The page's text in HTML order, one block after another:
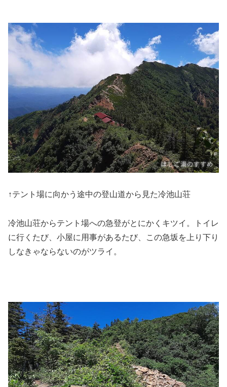
↑テント場に向かう途中の登山道から見た冷池山荘
冷池山荘からテント場への急登がとにかくキツイ。トイレ
に行くたび、小屋に用事があるたび、この急坂を上り下り
しなきゃならないのがツライ。